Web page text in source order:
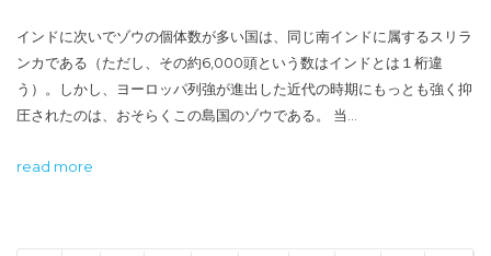
インドに次いでゾウの個体数が多い国は、同じ南インドに属するスリラ
ンカである（ただし、その約6,000頭という数はインドとは１桁違
う）。しかし、ヨーロッパ列強が進出した近代の時期にもっとも強く抑
圧されたのは、おそらくこの島国のゾウである。 当…
read more